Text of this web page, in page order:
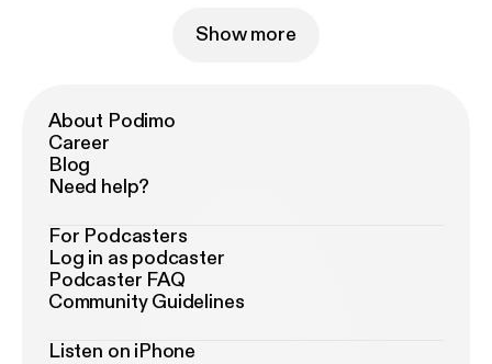
Show more
About Podimo
Career
Blog
Need help?
For Podcasters
Log in as podcaster
Podcaster FAQ
Community Guidelines
Listen on iPhone